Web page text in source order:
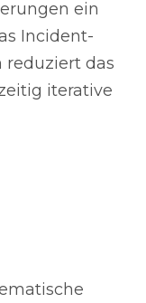
ein
Incident-
reduziert das
iterative